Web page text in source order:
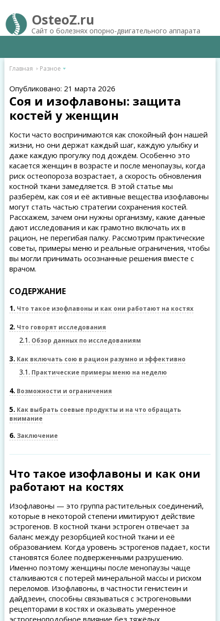
OsteoZ.ru
Сайт о болезнях опорно-двигательного аппарата
Главная Разное
Опубликовано: 21 марта 2026
Соя и изофлавоны: защита
костей у женщин
Кости часто воспринимаются как спокойный фон нашей
жизни, но они держат каждый шаг, каждую улыбку и
даже каждую прогулку под дождём. Особенно это
касается женщин в возрасте и после менопаузы, когда
риск остеопороза возрастает, а скорость обновления
костной ткани замедляется. В этой статье мы
разберём, как соя и её активные вещества изофлавоны
могут стать частью стратегии сохранения костей.
Расскажем, зачем они нужны организму, какие данные
дают исследования и как грамотно включать их в
рацион, не перегибая палку. Рассмотрим практические
советы, примеры меню и реальные ограничения, чтобы
вы могли принимать осознанные решения вместе с
врачом.
СОДЕРЖАНИЕ
1 Что такое изофлавоны и как они работают на костях
2 Что говорят исследования
2.1 Обзор данных по исследованиям
3 Как включать сою в рацион разумно и эффективно
3.1 Практические примеры меню на неделю
4 Возможности и ограничения
5 Как выбрать соевые продукты и на что обращать
внимание
6 Заключение
Что такое изофлавоны и как они
работают на костях
Изофлавоны — это группа растительных соединений,
которые в некоторой степени имитируют действие
эстрогенов. В костной ткани эстроген отвечает за
баланс между резорбцией костной ткани и её
образованием. Когда уровень эстрогенов падает, кости
становятся более подверженными разрушению.
Именно поэтому женщины после менопаузы чаще
сталкиваются с потерей минеральной массы и риском
переломов. Изофлавоны, в частности генистеин и
дайдзеин, способны связываться с эстрогеновыми
рецепторами в костях и оказывать умеренное
эстрогеноподобное влияние без тяжёлых